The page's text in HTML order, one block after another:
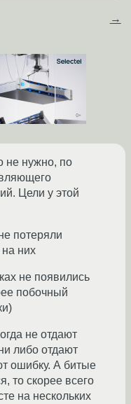
→
не нужно, по
Цели у этой
потеряли
них
не появились
побочный
не отдают
либо отдают
ошибку. А битые
то скорее всего
на нескольких